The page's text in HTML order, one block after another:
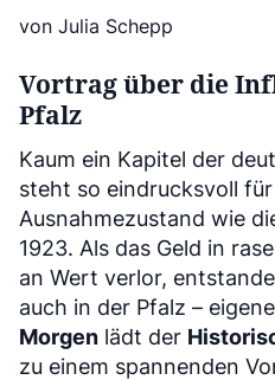
von Julia Schepp
Vortrag über die
Pfalz
Kaum ein Kapitel der
steht so eindrucksvoll
Ausnahmezustand wie
1923. Als das Geld in
an Wert verlor,
auch in der Pfalz –
Morgen lädt der
zu einem spannenden